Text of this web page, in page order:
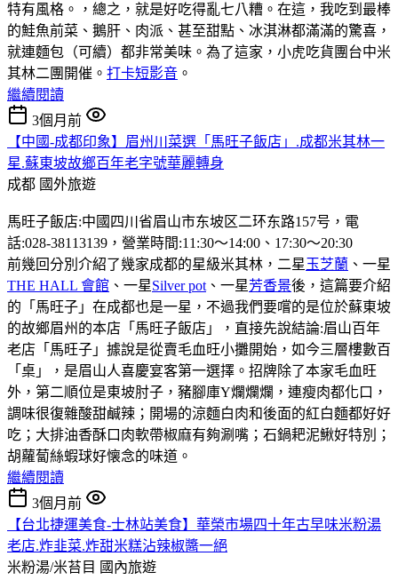
特有風格。，總之，就是好吃得亂七八糟。在這，我吃到最棒
的鮭魚前菜、鵝肝、肉派、甚至甜點、冰淇淋都滿滿的驚喜，
就連麵包（可續）都非常美味。為了這家，小虎吃貨團台中米
其林二團開催。 打卡短影音 。
繼續閱讀
3個月前
【中國-成都印象】眉州川菜選「馬旺子飯店」.成都米其林一
星.蘇東坡故鄉百年老字號華麗轉身
成都 國外旅遊
馬旺子飯店:中國四川省眉山市东坡区二环东路157号，電
話:028-38113139，營業時間:11:30〜14:00、17:30〜20:30
前幾回分別介紹了幾家成都的星級米其林，二星 玉芝蘭 、一星
THE HALL 會館 、一星Silver pot 、一星芳香景後，這篇要介紹
的「馬旺子」在成都也是一星，不過我們要嚐的是位於蘇東坡
的故鄉眉州的本店「馬旺子飯店」，直接先說結論:眉山百年
老店「馬旺子」據說是從賣毛血旺小攤開始，如今三層樓數百
「桌」，是眉山人喜慶宴客第一選擇。招牌除了本家毛血旺
外，第二順位是東坡肘子，豬腳庫Y爛爛爛，連瘦肉都化口，
調味很復雜酸甜鹹辣；開場的涼麵白肉和後面的紅白麵都好好
吃；大排油香酥口肉軟帶椒麻有夠涮嘴；石鍋耙泥鰍好特別；
胡蘿蔔絲蝦球好懐念的味道。
繼續閱讀
3個月前
【台北捷運美食-士林站美食】華榮市場四十年古早味米粉湯
老店.炸韭菜.炸甜米糕沾辣椒醬一絕
米粉湯/米苔目 國內旅遊